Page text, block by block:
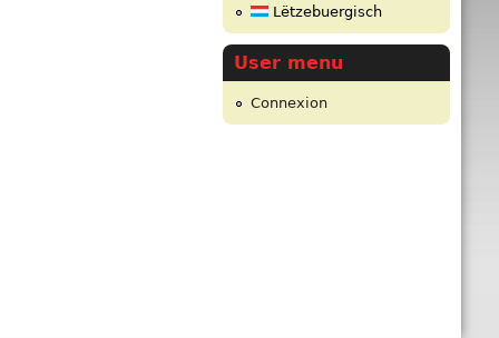
Lëtzebuergisch
User menu
Connexion